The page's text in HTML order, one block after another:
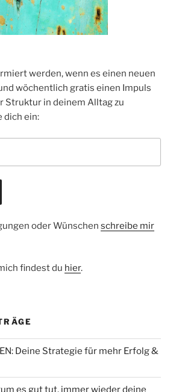
werden, wenn es einen neuen
wöchentlich gratis einen Impuls
Struktur in deinem Alltag zu
dich ein:
oder Wünschen schreibe mir
findest du hier.
Deine Strategie für mehr Erfolg &
es gut tut, immer wieder deine